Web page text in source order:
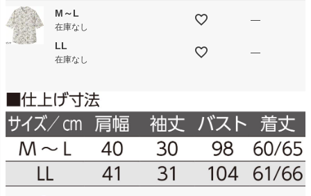
M～L
在庫なし
—
LL
在庫なし
—